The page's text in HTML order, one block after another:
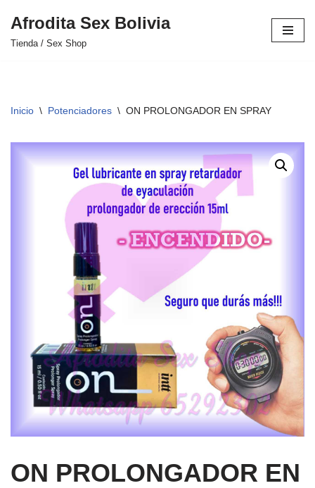
Saltar
Afrodita Sex Bolivia
Tienda / Sex Shop
Inicio \ Potenciadores \ ON PROLONGADOR EN SPRAY
ON PROLONGADOR EN